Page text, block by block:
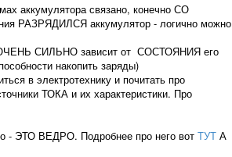
аккумулятора связано, конечно СО
РАЗРЯДИЛСЯ аккумулятор - логично можно
СИЛЬНО зависит от СОСТОЯНИЯ его
накопить заряды)
в электротехнику и почитать про
ТОКА и их характеристики. Про
ЭТО ВЕДРО. Подробнее про него вот ТУТ А